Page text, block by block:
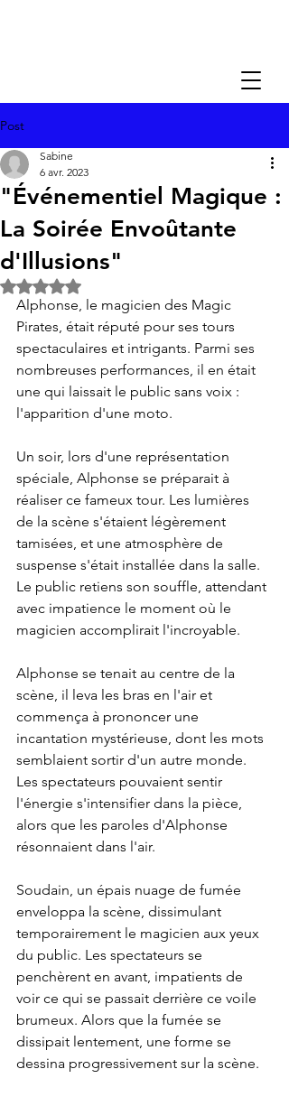
Post
"Événementiel Magique :
La Soirée Envoûtante
d'Illusions"
Sabine
6 avr. 2023
Noté NaN étoiles sur 5.
Alphonse, le magicien des Magic
Pirates, était réputé pour ses tours
spectaculaires et intrigants. Parmi ses
nombreuses performances, il en était
une qui laissait le public sans voix :
l'apparition d'une moto.
Un soir, lors d'une représentation
spéciale, Alphonse se préparait à
réaliser ce fameux tour. Les lumières
de la scène s'étaient légèrement
tamisées, et une atmosphère de
suspense s'était installée dans la salle.
Le public retiens son souffle, attendant
avec impatience le moment où le
magicien accomplirait l'incroyable.
Alphonse se tenait au centre de la
scène, il leva les bras en l'air et
commença à prononcer une
incantation mystérieuse, dont les mots
semblaient sortir d'un autre monde.
Les spectateurs pouvaient sentir
l'énergie s'intensifier dans la pièce,
alors que les paroles d'Alphonse
résonnaient dans l'air.
Soudain, un épais nuage de fumée
enveloppa la scène, dissimulant
temporairement le magicien aux yeux
du public. Les spectateurs se
penchèrent en avant, impatients de
voir ce qui se passait derrière ce voile
brumeux. Alors que la fumée se
dissipait lentement, une forme se
dessina progressivement sur la scène.